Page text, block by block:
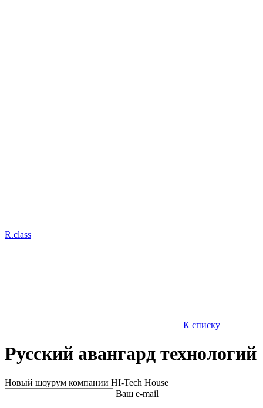
R.class
К списку
Русский авангард технологий
Новый шоурум компании HI-Tech House
Ваш e-mail